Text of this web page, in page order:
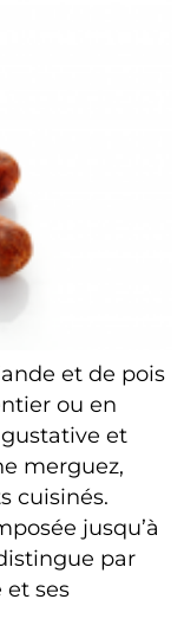
et de pois
ou en
et
merguez,
cuisinés.
jusqu’à
par
ses